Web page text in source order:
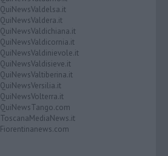
QuiNewsValdelsa.it
QuiNewsValdera.it
QuiNewsValdichiana.it
QuiNewsValdicornia.it
QuiNewsValdinievole.it
QuiNewsValdisieve.it
QuiNewsValtiberina.it
QuiNewsVersilia.it
QuiNewsVolterra.it
QuiNewsTango.com
ToscanaMediaNews.it
Fiorentinanews.com